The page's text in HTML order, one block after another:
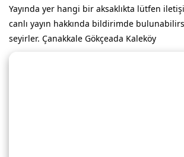
Yayında yer hangi bir aksaklıkta lütfen
canlı yayın hakkında bildirimde
seyirler. Çanakkale Gökçeada Kaleköy